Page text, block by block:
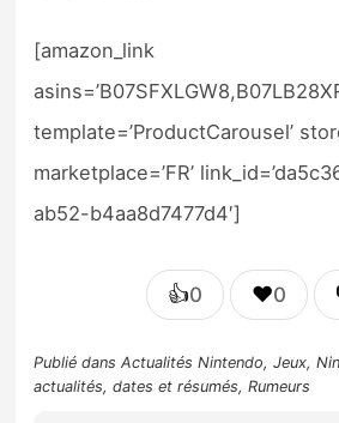
[amazon_link
template=’ProductCarousel’
marketplace=’FR’
ab52-b4aa8d7477d4′]
👍0 ❤️0
Publié dansActualités Nintendo,Jeux,
actualités, dates et résumés,Rumeurs